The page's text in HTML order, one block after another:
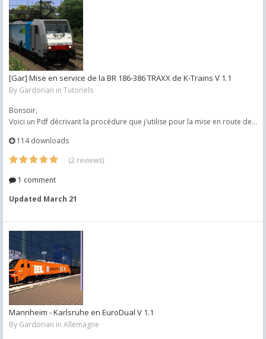
[Gar] Mise en service de la BR 186-386 TRAXX de K-Trains V 1.1
By Gardorian in Tutoriels
Bonsoir,
Voici un Pdf décrivant la procédure que j'utilise pour la mise en route de...
114 downloads
(2 reviews)
1 comment
Updated March 21
Mannheim - Karlsruhe en EuroDual V 1.1
By Gardorian in Allemagne